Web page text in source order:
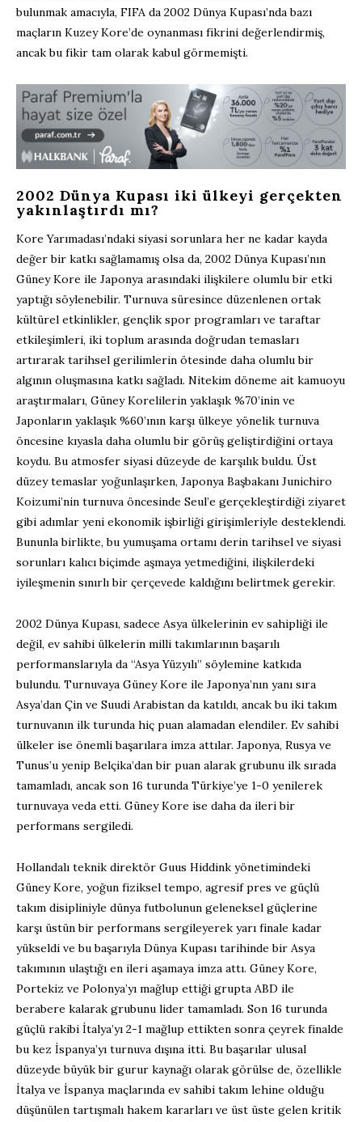
bulunmak amacıyla, FIFA da 2002 Dünya Kupası’nda bazı
maçların Kuzey Kore’de oynanması fikrini değerlendirmiş,
ancak bu fikir tam olarak kabul görmemişti.
2002 Dünya Kupası iki ülkeyi gerçekten
yakınlaştırdı mı?
Kore Yarımadası’ndaki siyasi sorunlara her ne kadar kayda
değer bir katkı sağlamamış olsa da, 2002 Dünya Kupası’nın
Güney Kore ile Japonya arasındaki ilişkilere olumlu bir etki
yaptığı söylenebilir. Turnuva süresince düzenlenen ortak
kültürel etkinlikler, gençlik spor programları ve taraftar
etkileşimleri, iki toplum arasında doğrudan temasları
artırarak tarihsel gerilimlerin ötesinde daha olumlu bir
algının oluşmasına katkı sağladı. Nitekim döneme ait kamuoyu
araştırmaları, Güney Korelilerin yaklaşık %70’inin ve
Japonların yaklaşık %60’ının karşı ülkeye yönelik turnuva
öncesine kıyasla daha olumlu bir görüş geliştirdiğini ortaya
koydu. Bu atmosfer siyasi düzeyde de karşılık buldu. Üst
düzey temaslar yoğunlaşırken, Japonya Başbakanı Junichiro
Koizumi’nin turnuva öncesinde Seul’e gerçekleştirdiği ziyaret
gibi adımlar yeni ekonomik işbirliği girişimleriyle desteklendi.
Bununla birlikte, bu yumuşama ortamı derin tarihsel ve siyasi
sorunları kalıcı biçimde aşmaya yetmediğini, ilişkilerdeki
iyileşmenin sınırlı bir çerçevede kaldığını belirtmek gerekir.
2002 Dünya Kupası, sadece Asya ülkelerinin ev sahipliği ile
değil, ev sahibi ülkelerin milli takımlarının başarılı
performanslarıyla da “Asya Yüzyılı” söylemine katkıda
bulundu. Turnuvaya Güney Kore ile Japonya’nın yanı sıra
Asya’dan Çin ve Suudi Arabistan da katıldı, ancak bu iki takım
turnuvanın ilk turunda hiç puan alamadan elendiler. Ev sahibi
ülkeler ise önemli başarılara imza attılar. Japonya, Rusya ve
Tunus’u yenip Belçika’dan bir puan alarak grubunu ilk sırada
tamamladı, ancak son 16 turunda Türkiye’ye 1-0 yenilerek
turnuvaya veda etti. Güney Kore ise daha da ileri bir
performans sergiledi.
Hollandalı teknik direktör Guus Hiddink yönetimindeki
Güney Kore, yoğun fiziksel tempo, agresif pres ve güçlü
takım disipliniyle dünya futbolunun geleneksel güçlerine
karşı üstün bir performans sergileyerek yarı finale kadar
yükseldi ve bu başarıyla Dünya Kupası tarihinde bir Asya
takımının ulaştığı en ileri aşamaya imza attı. Güney Kore,
Portekiz ve Polonya’yı mağlup ettiği grupta ABD ile
berabere kalarak grubunu lider tamamladı. Son 16 turunda
güçlü rakibi İtalya’yı 2-1 mağlup ettikten sonra çeyrek finalde
bu kez İspanya’yı turnuva dışına itti. Bu başarılar ulusal
düzeyde büyük bir gurur kaynağı olarak görülse de, özellikle
İtalya ve İspanya maçlarında ev sahibi takım lehine olduğu
düşünülen tartışmalı hakem kararları ve üst üste gelen kritik